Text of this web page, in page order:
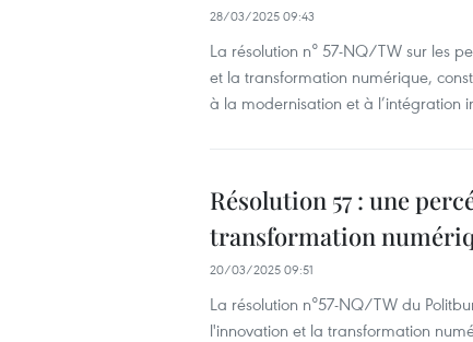
28/03/2025 09:43
La résolution n° 57-NQ/TW sur les
et la transformation numérique,
à la modernisation et à l’intégration
Résolution 57 : une
transformation
20/03/2025 09:51
La résolution n°57-NQ/TW du
l'innovation et la transformation